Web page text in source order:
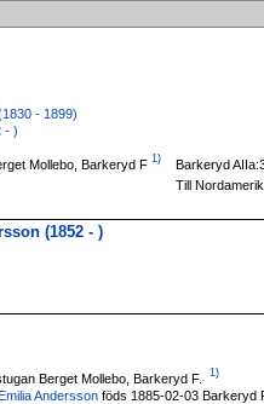
- 1899)
- )
Mollebo, Barkeryd F 1)
Barkeryd
Till
(1852 - )
Berget Mollebo, Barkeryd F. 1)
Andersson föds 1885-02-03 Barkeryd